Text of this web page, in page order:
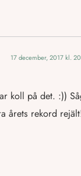
17 december, 2017 kl.
koll på det. :))
årets rekord